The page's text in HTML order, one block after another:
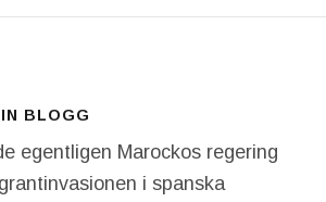
BLOGG
egentligen Marockos regering
i spanska